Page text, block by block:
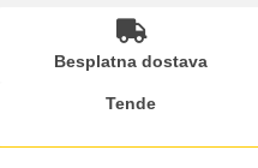
Besplatna dostava
Tende